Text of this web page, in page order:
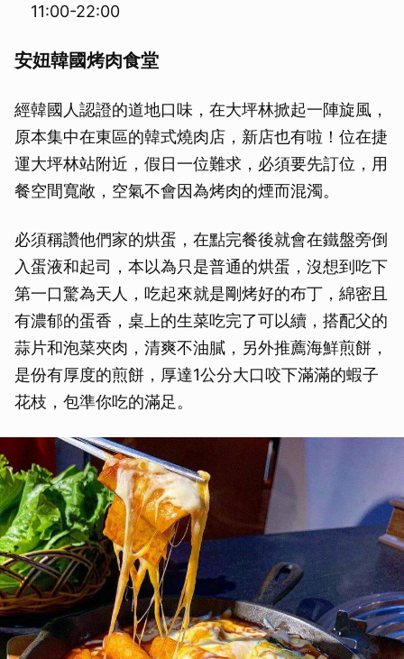
11:00-22:00
安妞韓國烤肉食堂
經韓國人認證的道地口味，在大坪林掀起一陣旋風，
原本集中在東區的韓式燒肉店，新店也有啦！位在捷
運大坪林站附近，假日一位難求，必須要先訂位，用
餐空間寬敞，空氣不會因為烤肉的煙而混濁。
必須稱讚他們家的烘蛋，在點完餐後就會在鐵盤旁倒
入蛋液和起司，本以為只是普通的烘蛋，沒想到吃下
第一口驚為天人，吃起來就是剛烤好的布丁，綿密且
有濃郁的蛋香，桌上的生菜吃完了可以續，搭配父的
蒜片和泡菜夾肉，清爽不油膩，另外推薦海鮮煎餅，
是份有厚度的煎餅，厚達1公分大口咬下滿滿的蝦子
花枝，包準你吃的滿足。